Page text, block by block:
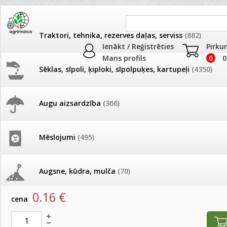
Ienākt / Reģistrēties
Mans profils
0
Traktori, tehnika, rezerves daļas, serviss (882)
Sēklas, sīpoli, ķiploki, sīpolpuķes, kartupeļi (4350)
Augu aizsardzība (366)
Mēslojumi (495)
Augsne, kūdra, mulča (70)
Podi un kasetes
JAUNUMI
Pašlasīšanas vietu katalogs
26.05. Vebinārs - Kā ierobežot
gliemežus piemājas dārzā un
Ūdens piemērotības noteikšana
AKCIJAS
frēze + mulčieris +
AKCIJAS komplekts -
Maisi
Produkti »Dažādi»Maisi
Tīklu maisi 50x80 zaļi (30gr/gab)
artikuls: 80020 EAN: 80020
cena 0.16 €